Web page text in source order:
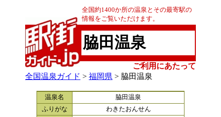
全国約1400か所の温泉とその最寄駅の
情報をご覧いただけます。
脇田温泉
ご利用にあたって
全国温泉ガイド > 福岡県 > 脇田温泉
温泉名
脇田温泉
ふりがな
わきたおんせん